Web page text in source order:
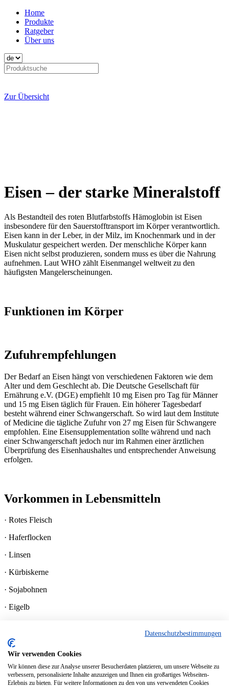
Home
Produkte
Ratgeber
Über uns
Zur Übersicht
Eisen – der starke Mineralstoff
Als Bestandteil des roten Blutfarbstoffs Hämoglobin ist Eisen
insbesondere für den Sauerstofftransport im Körper verantwortlich.
Eisen kann in der Leber, in der Milz, im Knochenmark und in der
Muskulatur gespeichert werden. Der menschliche Körper kann
Eisen nicht selbst produzieren, sondern muss es über die Nahrung
aufnehmen. Laut WHO zählt Eisenmangel weltweit zu den
häufigsten Mangelerscheinungen.
Funktionen im Körper
Zufuhrempfehlungen
Der Bedarf an Eisen hängt von verschiedenen Faktoren wie dem
Alter und dem Geschlecht ab. Die Deutsche Gesellschaft für
Ernährung e.V. (DGE) empfiehlt 10 mg Eisen pro Tag für Männer
und 15 mg Eisen täglich für Frauen. Ein höherer Tagesbedarf
besteht während einer Schwangerschaft. So wird laut dem Institute
of Medicine die tägliche Zufuhr von 27 mg Eisen für Schwangere
empfohlen. Eine Eisensupplementation sollte während und nach
einer Schwangerschaft jedoch nur im Rahmen einer ärztlichen
Überprüfung des Eisenhaushaltes und entsprechender Anweisung
erfolgen.
Vorkommen in Lebensmitteln
· Rotes Fleisch
· Haferflocken
· Linsen
· Kürbiskerne
· Sojabohnen
· Eigelb
Über uns
Datenschutz
Impressum
Datenschutzbestimmungen
Wir verwenden Cookies
Wir können diese zur Analyse unserer Besucherdaten platzieren, um unsere Webseite zu
verbessern, personalisierte Inhalte anzuzeigen und Ihnen ein großartiges Webseiten-
Erlebnis zu bieten. Für weitere Informationen zu den von uns verwendeten Cookies